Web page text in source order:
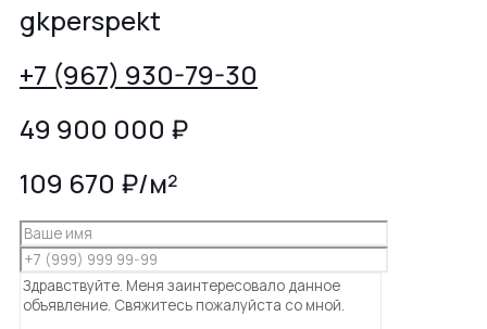
gkperspekt
+7 (967) 930-79-30
49 900 000 ₽
109 670 ₽/м²